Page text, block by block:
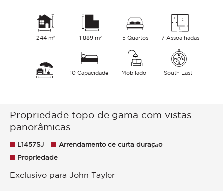
244 m² 1 889 m² 5 Quartos 7 Assoalhadas
10 Capacidade Mobilado South East
Propriedade topo de gama com vistas
panorâmicas
L1457SJ
Arrendamento de curta duraçāo
Propriedade
Exclusivo para John Taylor